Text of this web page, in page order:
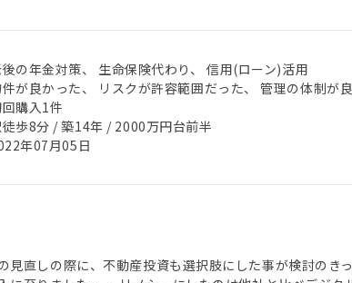
の年金対策、 生命保険代わり、 信用(ローン)活用
が良かった、 リスクが許容範囲だった、 管理の体制が
購入1件
歩8分 / 築14年 / 2000万円台前半
年07月05日
見直しの際に、不動産投資も選択肢にした事が検討の